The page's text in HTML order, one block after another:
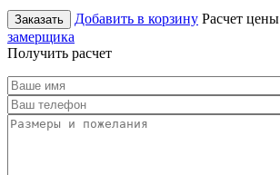
Заказать Добавить в корзину Расчет цены
замерщика
Получить расчет